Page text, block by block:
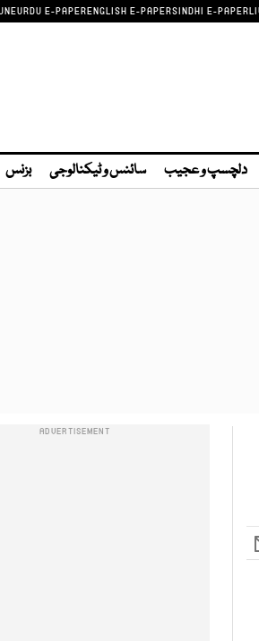
URDU E-PAPERENGLISH E-PAPERSINDHI E-PAPER
دلچسپ و عجیب سائنس و ٹیکنالوجی بزنس